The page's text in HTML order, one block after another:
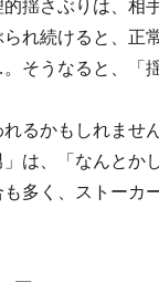
揺さぶりは、相
れ続けると、正
そうなると、「
るかもしれませ
は、「なんとか
多く、ストーカ